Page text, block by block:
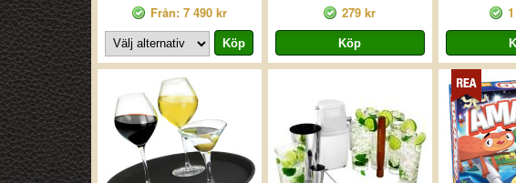
Från: 7 490 kr 279 kr